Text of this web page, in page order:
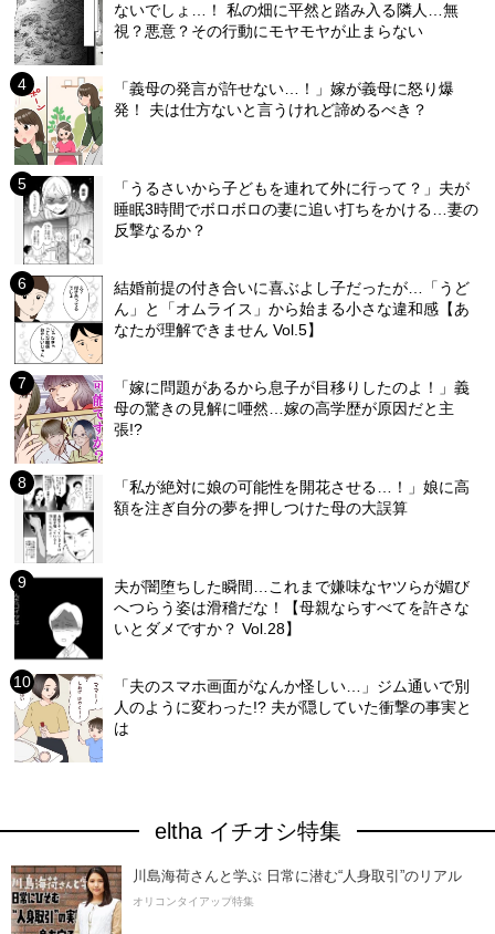
ないでしょ…！ 私の畑に平然と踏み入る隣人…無
視？悪意？その行動にモヤモヤが止まらない
「義母の発言が許せない…！」嫁が義母に怒り爆
発！ 夫は仕方ないと言うけれど諦めるべき？
「うるさいから子どもを連れて外に行って？」夫が
睡眠3時間でボロボロの妻に追い打ちをかける…妻の
反撃なるか？
結婚前提の付き合いに喜ぶよし子だったが…「うど
ん」と「オムライス」から始まる小さな違和感【あ
なたが理解できません Vol.5】
「嫁に問題があるから息子が目移りしたのよ！」義
母の驚きの見解に唖然…嫁の高学歴が原因だと主
張!?
「私が絶対に娘の可能性を開花させる…！」娘に高
額を注ぎ自分の夢を押しつけた母の大誤算
夫が闇堕ちした瞬間…これまで嫌味なヤツらが媚び
へつらう姿は滑稽だな！【母親ならすべてを許さな
いとダメですか？ Vol.28】
「夫のスマホ画面がなんか怪しい…」ジム通いで別
人のように変わった!? 夫が隠していた衝撃の事実と
は
eltha イチオシ特集
川島海荷さんと学ぶ 日常に潜む“人身取引”のリアル
オリコンタイアップ特集